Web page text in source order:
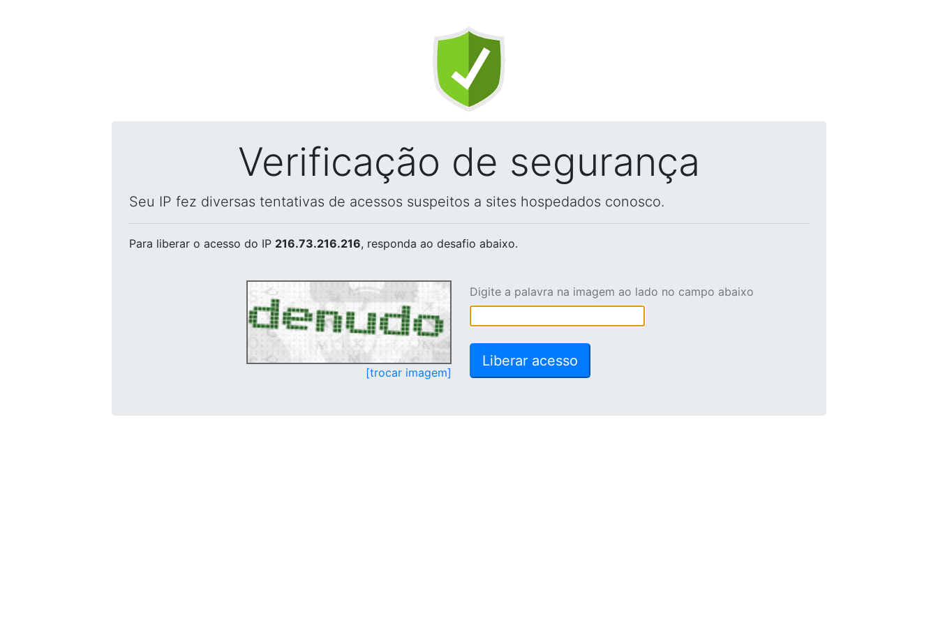
Verificação de segurança
Seu IP fez diversas tentativas de acessos suspeitos a sites hospedados conosco.
Para liberar o acesso do IP 216.73.216.216, responda ao desafio abaixo.
[trocar imagem]
Digite a palavra na imagem ao lado no campo abaixo